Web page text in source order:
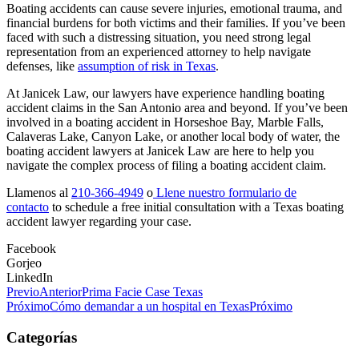
Boating accidents can cause severe injuries, emotional trauma, and
financial burdens for both victims and their families. If you’ve been
faced with such a distressing situation, you need strong legal
representation from an experienced attorney to help navigate
defenses, like assumption of risk in Texas.
At Janicek Law, our lawyers have experience handling boating
accident claims in the San Antonio area and beyond. If you’ve been
involved in a boating accident in Horseshoe Bay, Marble Falls,
Calaveras Lake, Canyon Lake, or another local body of water, the
boating accident lawyers at Janicek Law are here to help you
navigate the complex process of filing a boating accident claim.
Llamenos al 210-366-4949 o Llene nuestro formulario de
contacto to schedule a free initial consultation with a Texas boating
accident lawyer regarding your case.
Facebook
Gorjeo
LinkedIn
PrevioAnteriorPrima Facie Case Texas
PróximoCómo demandar a un hospital en TexasPróximo
Categorías